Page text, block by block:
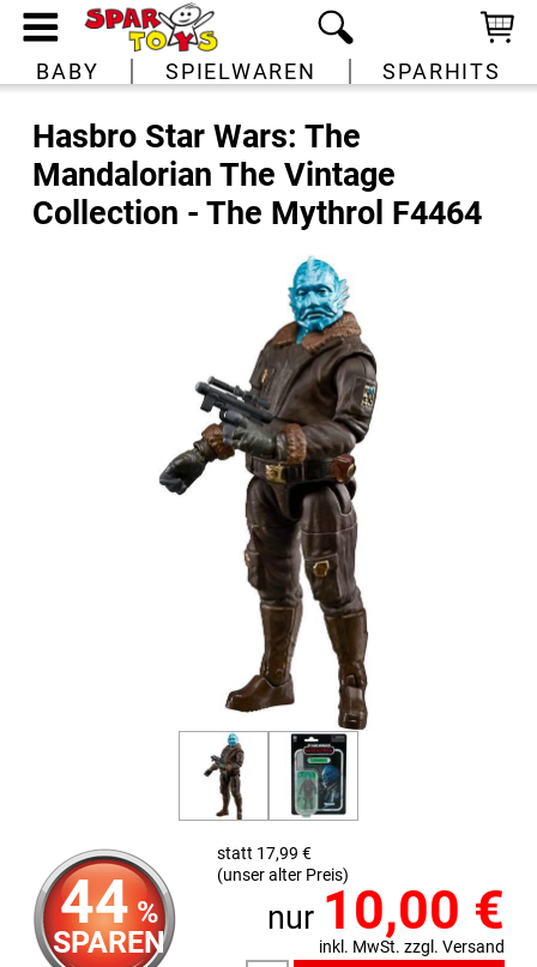
BABY SPIELWAREN SPARHITS
Hasbro Star Wars: The
Mandalorian The Vintage
Collection - The Mythrol F4464
44 %
SPAREN
statt 17,99 €
(unser alter Preis)
nur 10,00 €
inkl. MwSt. zzgl. Versand